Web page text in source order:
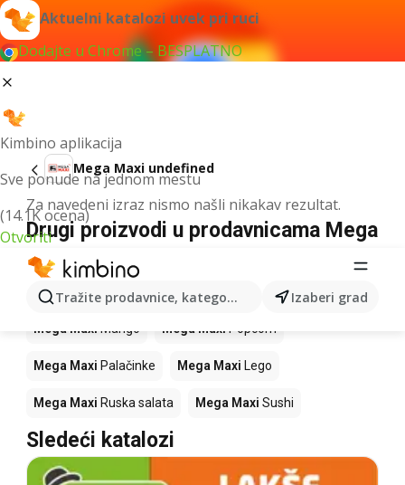
Aktuelni katalozi uvek pri ruci
Dodajte u Chrome – BESPLATNO
Kimbino aplikacija
Sve ponude na jednom mestu
(14.1K ocena)
Otvoriti
Tražite prodavnice, kategorije, proizvode...Izaberi grad
Mega Maxi undefined
Za navedeni izraz nismo našli nikakav rezultat.
Drugi proizvodi u prodavnicama Mega
Maxi
Mega Maxi Mega Maxi
Mega Maxi Mango Mega Maxi Popcorn
Mega Maxi Palačinke Mega Maxi Lego
Mega Maxi Ruska salata Mega Maxi Sushi
Sledeći katalozi